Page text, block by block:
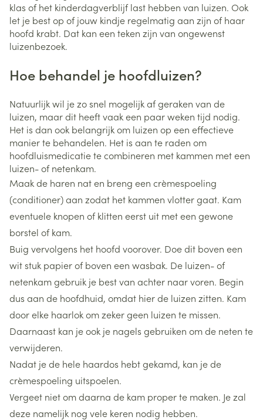
klas of het kinderdagverblijf last hebben van luizen. Ook
let je best op of jouw kindje regelmatig aan zijn of haar
hoofd krabt. Dat kan een teken zijn van ongewenst
luizenbezoek.
Hoe behandel je hoofdluizen?
Natuurlijk wil je zo snel mogelijk af geraken van de
luizen, maar dit heeft vaak een paar weken tijd nodig.
Het is dan ook belangrijk om luizen op een effectieve
manier te behandelen. Het is aan te raden om
hoofdluismedicatie te combineren met kammen met een
luizen- of netenkam.
Maak de haren nat en breng een crèmespoeling
(conditioner) aan zodat het kammen vlotter gaat. Kam
eventuele knopen of klitten eerst uit met een gewone
borstel of kam.
Buig vervolgens het hoofd voorover. Doe dit boven een
wit stuk papier of boven een wasbak. De luizen- of
netenkam gebruik je best van achter naar voren. Begin
dus aan de hoofdhuid, omdat hier de luizen zitten. Kam
door elke haarlok om zeker geen luizen te missen.
Daarnaast kan je ook je nagels gebruiken om de neten te
verwijderen.
Nadat je de hele haardos hebt gekamd, kan je de
crèmespoeling uitspoelen.
Vergeet niet om daarna de kam proper te maken. Je zal
deze namelijk nog vele keren nodig hebben.